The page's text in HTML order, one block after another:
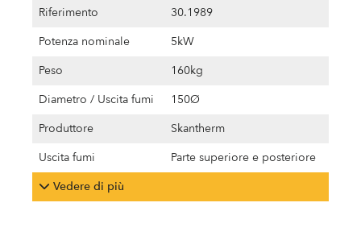
Riferimento
30.1989
Potenza nominale
5kW
Peso
160kg
Diametro / Uscita fumi
150Ø
Produttore
Skantherm
Uscita fumi
Parte superiore e posteriore
Vedere di più